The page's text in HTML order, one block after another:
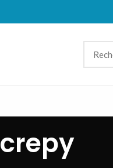
crepy